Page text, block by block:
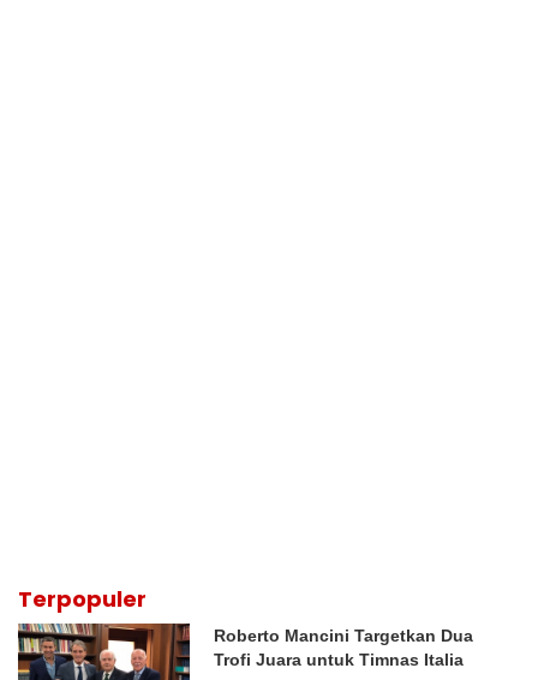
Terpopuler
Roberto Mancini Targetkan Dua
Trofi Juara untuk Timnas Italia